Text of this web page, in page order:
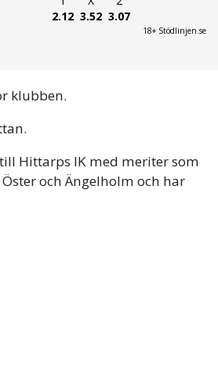
2.12 3.52 3.07
18+ Stödlinjen.se
klubben.
Hittarps IK med meriter som
och Ängelholm och har